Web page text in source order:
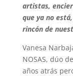
artistas,
que ya no
rincón de
Vanesa
NOSAS, dúo
años atrás